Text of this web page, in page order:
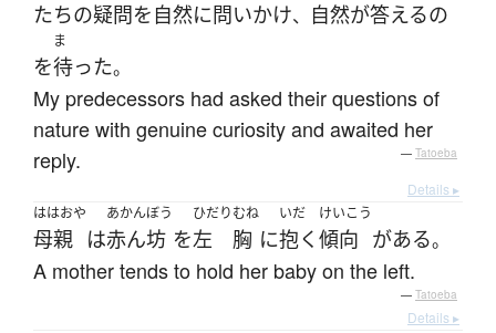
たちの疑問を 自然に問いかけ、 自然が答えるの
を
ま
待った。
My predecessors had asked their questions of
nature with genuine curiosity and awaited her
reply.
— Tatoeba
Details ▸
ははおや
母親 は
あかんぼう
赤ん坊 を
ひだり
左
むね
胸 に
いだ
抱く
けいこう
傾向 がある。
A mother tends to hold her baby on the left.
— Tatoeba
Details ▸